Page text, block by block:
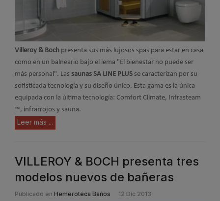
Villeroy & Boch presenta sus más lujosos spas para estar en casa
como en un balneario bajo el lema "El bienestar no puede ser
más personal". Las saunas SA LINE PLUS se caracterizan por su
sofisticada tecnología y su diseño único. Esta gama es la única
equipada con la última tecnología: Comfort Climate, Infrasteam
™, infrarrojos y sauna.
Leer más ...
VILLEROY & BOCH presenta tres
modelos nuevos de bañeras
Publicado en Hemeroteca Baños 12 Dic 2013